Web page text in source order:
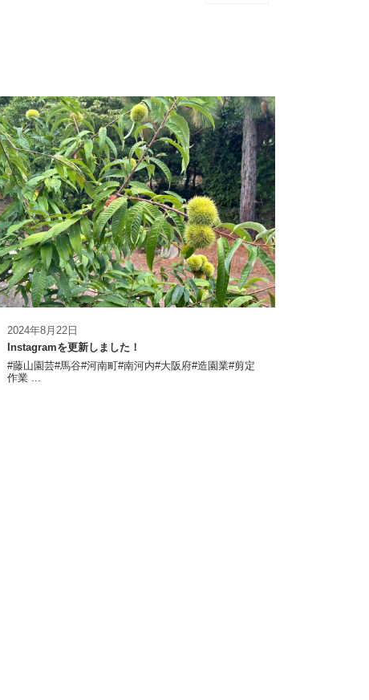
2024年8月22日
Instagramを更新しました！
#藤山園芸#馬谷#河南町#南河内#大阪府#造園業#剪定
作業 ...